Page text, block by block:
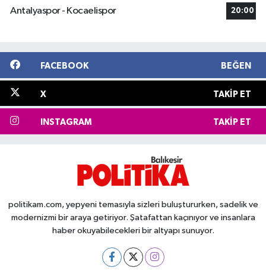
Antalyaspor - Kocaelispor 20:00
FACEBOOK BEĞEN
X TAKIP ET
INSTAGRAM TAKIP ET
politikam.com, yepyeni temasıyla sizleri buluştururken, sadelik ve
modernizmi bir araya getiriyor. Şatafattan kaçınıyor ve insanlara
haber okuyabilecekleri bir altyapı sunuyor.